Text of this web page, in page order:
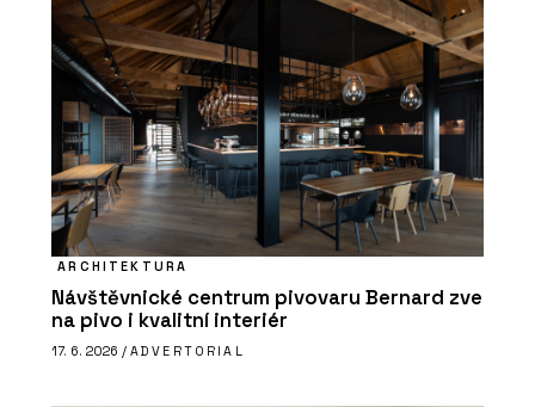
ARCHITEKTURA
Návštěvnické centrum pivovaru Bernard zve
na pivo i kvalitní interiér
17. 6. 2026 / ADVERTORIAL